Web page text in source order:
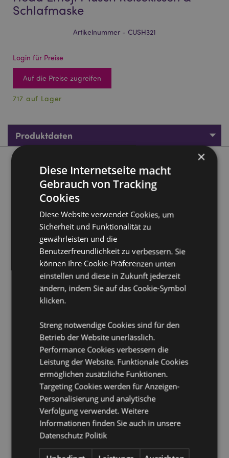
Schlafmaske
Artikelnummer - CUSH321
Login für Preise
Auf die Preise zugreifen
717 auf Lager
Produktdaten
Produktbeschreibung
Relaxeazzz Snoozie the Sleeping Head Emoji Plüsch
Reisekissen & Schlafmaske
Material:95% Polyester und 5% Spandex
Geschenk des Jahres Gewinner:Hot Novelty 2020
Schlafmasken-Schnellverschluss:Ja
Geeignet für Bleichmittel:Nein
Geeignet für den Trockner:Nein
Geeignet zum Bügeln:
Pflegehinweis: Maschinenwäsche bis 30°C
Produkttressourcen:
Möchten Sie mehr über den Einkauf bei Puckator
erfahren?Dann lesen Sie unseren
Kundeninformationen.
Produktattribute
Information
Höhe 15cm Breite 15cm Tiefe 10cm Offen
15x27x7cm
5055071779312
×
Diese Internetseite macht
Gebrauch von Tracking
Cookies
Diese Website verwendet Cookies, um
Sicherheit und Funktionalität zu
gewährleisten und die
Benutzerfreundlichkeit zu verbessern. Sie
können Ihre Cookie-Präferenzen unten
einstellen und diese in Zukunft jederzeit
ändern, indem Sie auf das Cookie-Symbol
klicken.
Streng notwendige Cookies sind für den
Betrieb der Website unerlässlich.
Performance Cookies verbessern die
Leistung der Website. Funktionale Cookies
ermöglichen zusätzliche Funktionen.
Targeting Cookies werden für Anzeigen-
Personalisierung und analytische
Verfolgung verwendet. Weitere
Informationen finden Sie auch in unsere
Datenschutz Politik